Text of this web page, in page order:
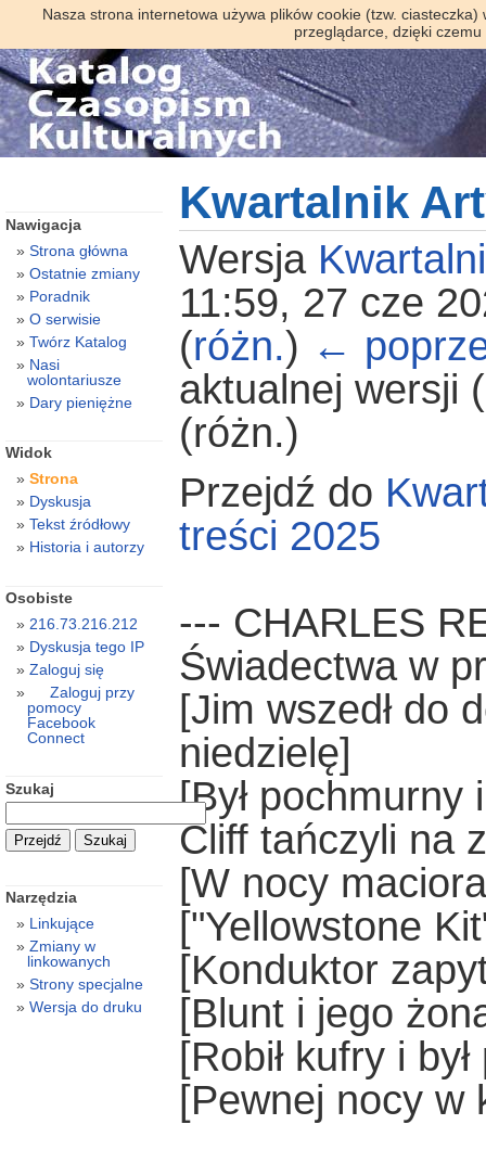
Nasza strona internetowa używa plików cookie (tzw.
przeglądarce, dzięki
Kwartalnik
Wersja
11:59, 27 cze
(różn.) ←
aktualnej wersji
(różn.)
Przejdź do
treści 2025
--- CHARLES
Świadectwa w
[Jim wszedł do
niedzielę]
[Był pochmurny
Cliff tańczyli na
[W nocy
["Yellowstone
[Konduktor
[Blunt i jego
[Robił kufry i
[Pewnej nocy w
Nawigacja
Strona główna
Ostatnie zmiany
Poradnik
O serwisie
Twórz Katalog
Nasi
wolontariusze
Dary pieniężne
Widok
Strona
Dyskusja
Tekst źródłowy
Historia i autorzy
Osobiste
216.73.216.212
Dyskusja tego IP
Zaloguj się
Zaloguj przy
pomocy
Facebook
Connect
Szukaj
Narzędzia
Linkujące
Zmiany w
linkowanych
Strony specjalne
Wersja do druku